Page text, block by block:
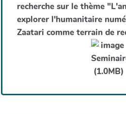
recherche sur le thème
explorer l'humanitaire
Zaatari comme terrain de